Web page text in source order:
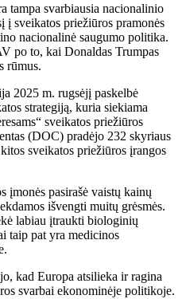
tampa svarbiausia nacionalinio
į sveikatos priežiūros pramonės
nacionalinė saugumo politika.
po to, kai Donaldas Trumpas
rūmus.
2025 m. rugsėjį paskelbė
strategiją, kuria siekiama
sveikatos priežiūros
(DOC) pradėjo 232 skyriaus
sveikatos priežiūros įrangos
įmonės pasirašė vaistų kainų
išvengti muitų grėsmės.
labiau įtraukti biologinių
taip pat yra medicinos
kad Europa atsilieka ir ragina
svarbai ekonominėje politikoje.